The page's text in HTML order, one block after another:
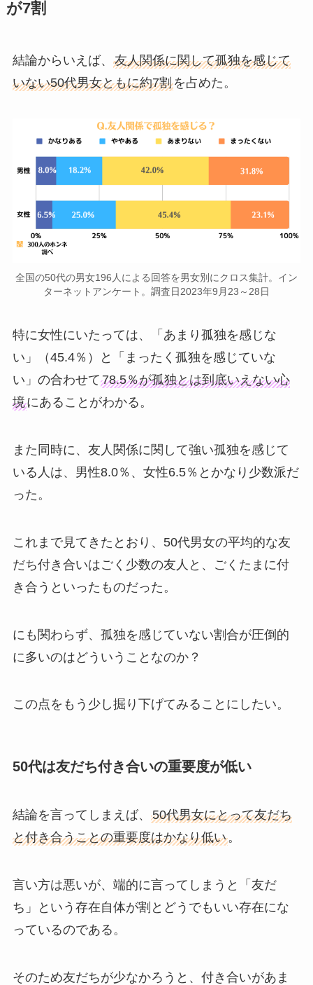
が7割
結論からいえば、 友人関係に関して孤独を感じて
いない50代男女ともに約7割を占めた。
全国の50代の男女196人による回答を男女別にクロス集計。イン
ターネットアンケート。調査日2023年9月23～28日
特に女性にいたっては、「あまり孤独を感じな
い」（45.4％）と「まったく孤独を感じていな
い」の合わせて78.5％が孤独とは到底いえない心
境にあることがわかる。
また同時に、友人関係に関して強い孤独を感じて
いる人は、男性8.0％、女性6.5％とかなり少数派だ
った。
これまで見てきたとおり、50代男女の平均的な友
だち付き合いはごく少数の友人と、ごくたまに付
き合うといったものだった。
にも関わらず、孤独を感じていない割合が圧倒的
に多いのはどういうことなのか？
この点をもう少し掘り下げてみることにしたい。
50代は友だち付き合いの重要度が低い
結論を言ってしまえば、 50代男女にとって友だち
と付き合うことの重要度はかなり低い。
言い方は悪いが、端的に言ってしまうと「友だ
ち」という存在自体が割とどうでもいい存在にな
っているのである。
そのため友だちが少なかろうと、付き合いがあま